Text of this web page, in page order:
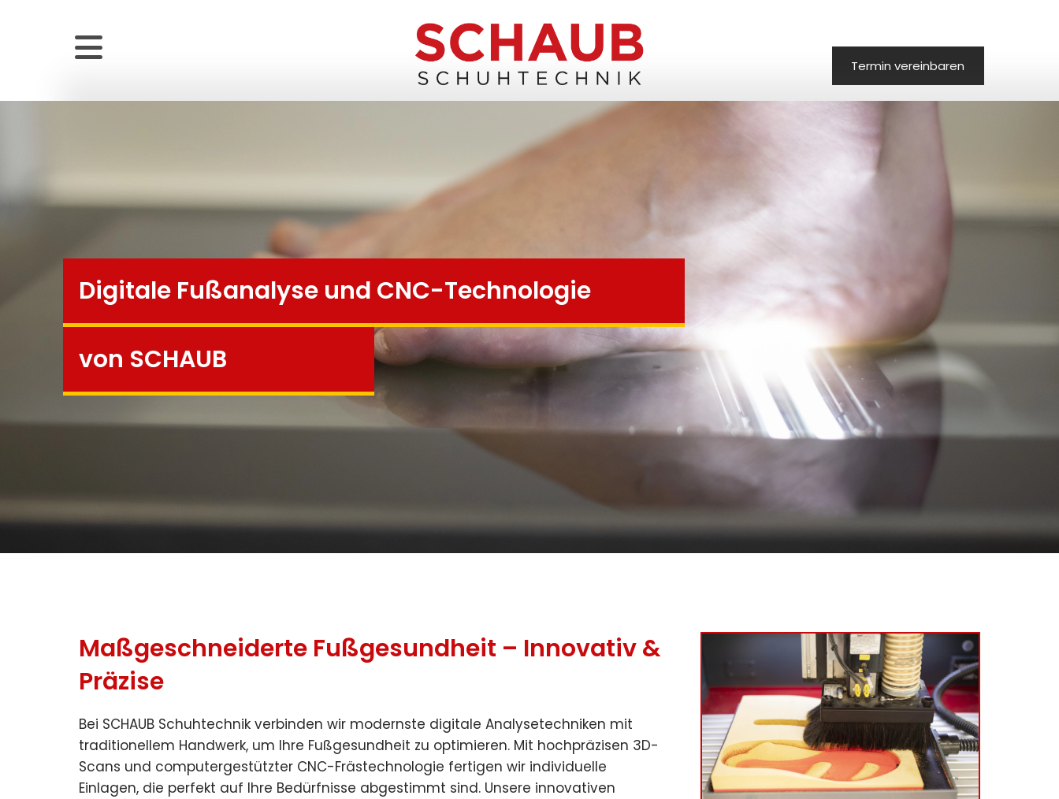
Termin vereinbaren
Digitale Fußanalyse und CNC-Technologie
von SCHAUB
Maßgeschneiderte Fußgesundheit – Innovativ &
Präzise
Bei SCHAUB Schuhtechnik verbinden wir modernste digitale Analysetechniken mit
traditionellem Handwerk, um Ihre Fußgesundheit zu optimieren. Mit hochpräzisen 3D-
Scans und computergestützter CNC-Frästechnologie fertigen wir individuelle
Einlagen, die perfekt auf Ihre Bedürfnisse abgestimmt sind. Unsere innovativen